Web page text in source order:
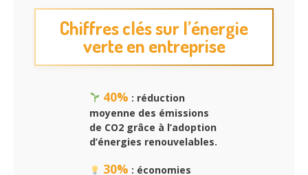
Chiffres clés sur l’énergie
verte en entreprise
40% : réduction
moyenne des émissions
de CO2 grâce à l’adoption
d’énergies renouvelables.
30% : économies